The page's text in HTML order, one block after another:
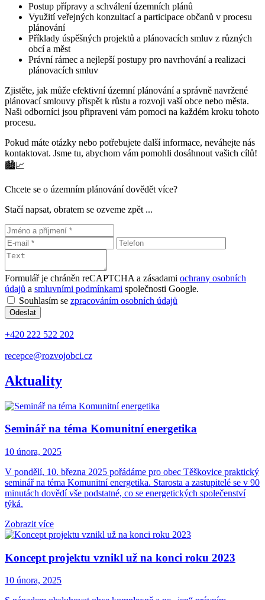
Postup přípravy a schválení územních plánů
Využití veřejných konzultací a participace občanů v procesu
plánování
Příklady úspěšných projektů a plánovacích smluv z různých
obcí a měst
Právní rámec a nejlepší postupy pro navrhování a realizaci
plánovacích smluv
Zjistěte, jak může efektivní územní plánování a správně navržené
plánovací smlouvy přispět k růstu a rozvoji vaší obce nebo města.
Naši odborníci jsou připraveni vám pomoci na každém kroku tohoto
procesu.
Pokud máte otázky nebo potřebujete další informace, neváhejte nás
kontaktovat. Jsme tu, abychom vám pomohli dosáhnout vašich cílů!
🏙️📈
Chcete se o územním plánování dovědět více?
Stačí napsat, obratem se ozveme zpět ...
Formulář je chráněn reCAPTCHA a zásadami ochrany osobních
údajů a smluvními podmínkami společnosti Google.
Souhlasím se zpracováním osobních údajů
Odeslat
+420 222 522 202
recepce@rozvojobci.cz
Aktuality
Seminář na téma Komunitní energetika
10 února, 2025
V pondělí, 10. března 2025 pořádáme pro obec Těškovice praktický
seminář na téma Komunitní energetika. Starosta a zastupitelé se v 90
minutách dovědí vše podstatné, co se energetických společenství
týká.
Zobrazit více
Koncept projektu vznikl už na konci roku 2023
10 února, 2025